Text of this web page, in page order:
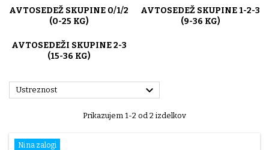
AVTOSEDEŽ SKUPINE 0/1/2
(0-25 KG)
AVTOSEDEŽ SKUPINE 1-2-3
(9-36 KG)
AVTOSEDEŽI SKUPINE 2-3
(15-36 KG)
Ustreznost 
Prikazujem 1-2 od 2 izdelkov
Ni na zalogi